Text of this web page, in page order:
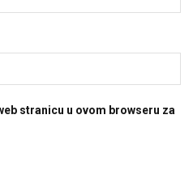
stranicu u ovom browseru za